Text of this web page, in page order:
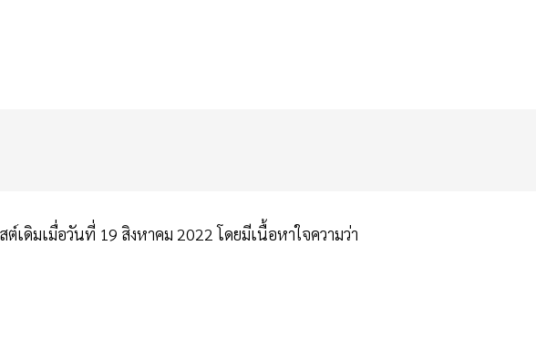
เดิมเมื่อวันที่ 19 สิงหาคม 2022 โดยมีเนื้อหาใจความว่า